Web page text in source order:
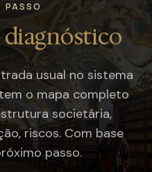
PASSO
diagnóstico
usual no sistema
o mapa completo
societária,
riscos. Com base
passo.